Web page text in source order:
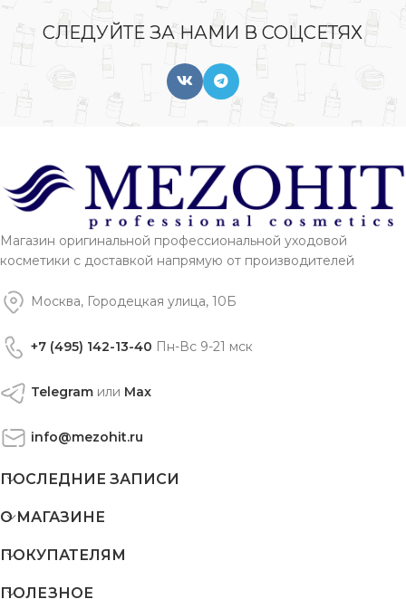
СЛЕДУЙТЕ ЗА НАМИ В СОЦСЕТЯХ
Магазин оригинальной профессиональной уходовой
косметики с доставкой напрямую от производителей
Москва, Городецкая улица, 10Б
+7 (495) 142-13-40 Пн-Вс 9-21 мск
Telegram или Max
info@mezohit.ru
ПОСЛЕДНИЕ ЗАПИСИ
О МАГАЗИНЕ
ПОКУПАТЕЛЯМ
ПОЛЕЗНОЕ